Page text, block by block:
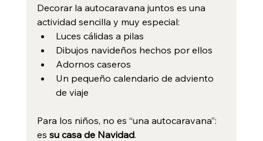
Decorar la autocaravana juntos es una
actividad sencilla y muy especial:
Luces cálidas a pilas
Dibujos navideños hechos por ellos
Adornos caseros
Un pequeño calendario de adviento
de viaje
Para los niños, no es “una autocaravana”:
es su casa de Navidad.